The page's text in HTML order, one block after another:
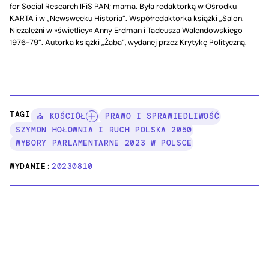
for Social Research IFiS PAN; mama. Była redaktorką w Ośrodku
KARTA i w „Newsweeku Historia”. Współredaktorka książki „Salon.
Niezależni w »świetlicy« Anny Erdman i Tadeusza Walendowskiego
1976-79”. Autorka książki „Żaba”, wydanej przez Krytykę Polityczną.
TAGI: ⛪ KOŚCIÓŁ
PRAWO I SPRAWIEDLIWOŚĆ
SZYMON HOŁOWNIA I RUCH POLSKA 2050
WYBORY PARLAMENTARNE 2023 W POLSCE
WYDANIE:20230810